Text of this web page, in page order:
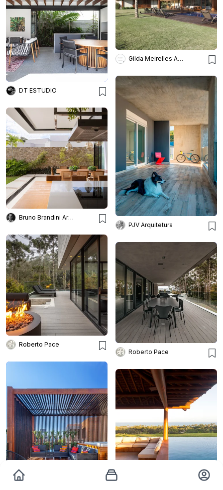
Gilda Meirelles Arquitetura
DT ESTUDIO
PJV Arquitetura
Bruno Brandini Arquitetura
Roberto Pace
Roberto Pace